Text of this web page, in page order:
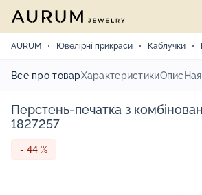
AURUM Ювелірні прикраси Каблучки
Все про товарХарактеристикиОпис
Перстень-печатка з
1827257
- 44 %